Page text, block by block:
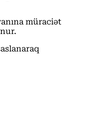
müraciət